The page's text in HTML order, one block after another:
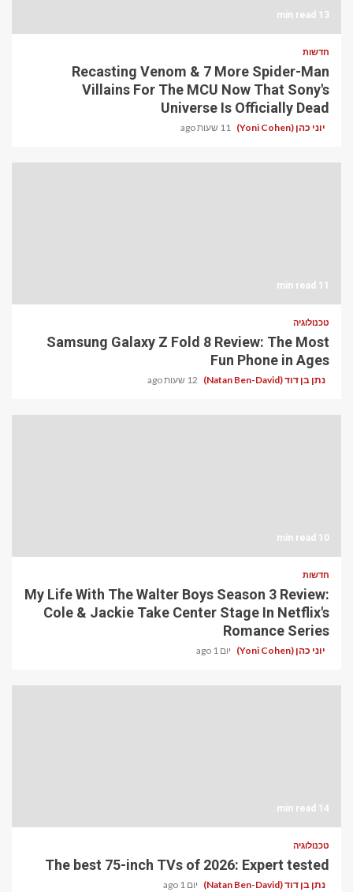
13 min read
חדשות
Recasting Venom & 7 More Spider-Man
Villains For The MCU Now That Sony's
Universe Is Officially Dead
יוני כהן (Yoni Cohen) 11 שעות ago
11 min read
טכנולוגיה
Samsung Galaxy Z Fold 8 Review: The Most
Fun Phone in Ages
נתן בן דוד (Natan Ben-David) 12 שעות ago
10 min read
חדשות
My Life With The Walter Boys Season 3 Review:
Cole & Jackie Take Center Stage In Netflix's
Romance Series
יוני כהן (Yoni Cohen) יום 1 ago
14 min read
טכנולוגיה
The best 75-inch TVs of 2026: Expert tested
נתן בן דוד (Natan Ben-David) יום 1 ago